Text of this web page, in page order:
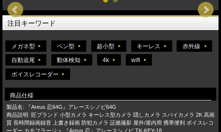
注目キーワード
メガネ型 ペン型 超小型 キーレス 赤外線
自動追尾 動体検知 4k wifi
ボイスレコーダー
商品仕様
製品名: 『Areus 忍64G』アレースシノビ64G
商品説明: 匠ブランド 小型カメラ キーレス型カメラ 隠しカメラ スパイカメラ 2K 高画
質 長時間録画録音 上書き録画 防犯カメラ 証拠撮影 屋外/屋内用 携帯便利 ボイスレコ
ーダー カモフラージュ 『Areus 忍』アレースシノビ TK-KEY-18